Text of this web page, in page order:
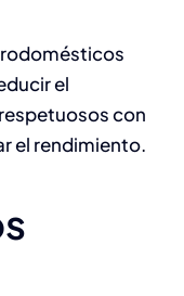
el
con
el rendimiento.